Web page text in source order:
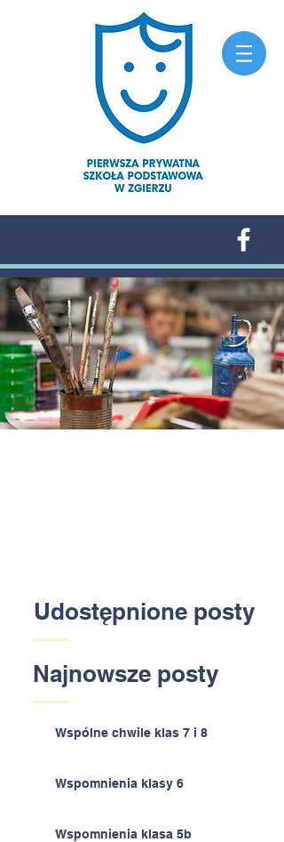
Udostępnione posty
Najnowsze posty
Wspólne chwile klas 7 i 8
Wspomnienia klasy 6
Wspomnienia klasa 5b